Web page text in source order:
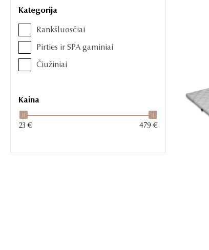
Kategorija
Rankšluosčiai
Pirties ir SPA gaminiai
Čiužiniai
Kaina
23 € 479 €